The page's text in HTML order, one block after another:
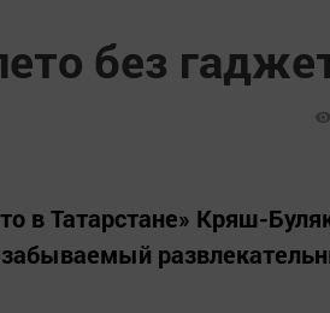
без
в Татарстане» Кряш-